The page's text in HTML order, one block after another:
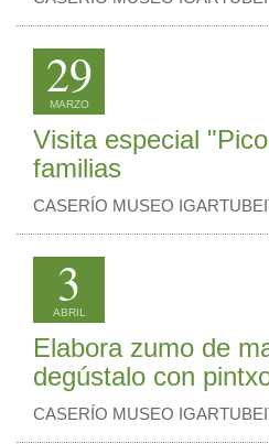
29
MARZO
Visita especial
familias
CASERÍO MUSEO
3
ABRIL
Elabora zumo de
degústalo con
CASERÍO MUSEO